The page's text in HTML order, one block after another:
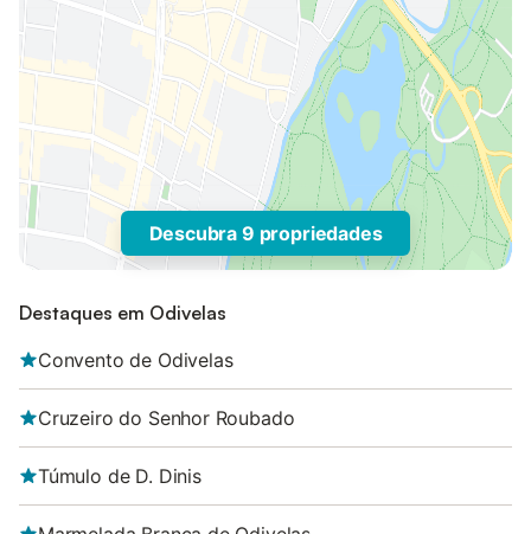
Descubra 9 propriedades
Destaques em Odivelas
Convento de Odivelas
Cruzeiro do Senhor Roubado
Túmulo de D. Dinis